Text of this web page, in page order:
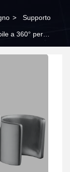
> Supporto
a 360° per